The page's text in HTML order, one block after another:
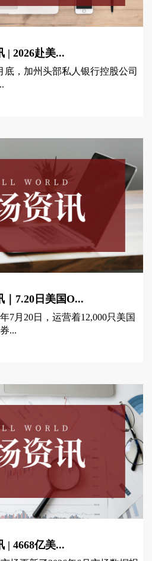
| 2026赴美...
底，加州头部私人银行控股公司
｜7.20日美国O...
7月20日，运营着12,000只美国
...
| 4668亿美...